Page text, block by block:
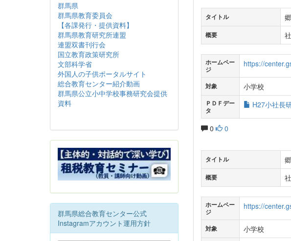
タイトル
概要
ホームペー
ジ
https://
対象 小学校
ＰＤＦデー
タ
H27小社長
0 0
タイトル
概要
ホームペー
ジ
https://
対象 小学校
群馬県
群馬県教育委員会
【各課発行・提供資料】
群馬県教育研究所連盟
連盟双書刊行会
国立教育政策研究所
文部科学省
外国人の子供ポータルサイト
総合教育センター紹介動画
群馬県公立小中学校事務研究会提供
資料
群馬県総合教育センター公式
Instagramアカウント運用方針